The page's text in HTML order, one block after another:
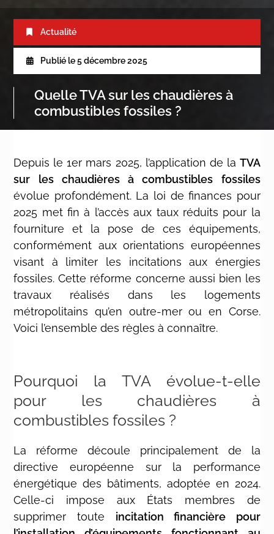
Actualité
Publié le 5 décembre 2025
Quelle TVA sur les chaudières à
combustibles fossiles ?
Depuis le 1er mars 2025, l’application de la TVA
sur les chaudières à combustibles fossiles
évolue profondément. La loi de finances pour
2025 met fin à l’accès aux taux réduits pour la
fourniture et la pose de ces équipements,
conformément aux orientations européennes
visant à limiter les incitations aux énergies
fossiles. Cette réforme concerne aussi bien les
travaux réalisés dans les logements
métropolitains qu’en outre-mer ou en Corse.
Voici l’ensemble des règles à connaître.
Pourquoi la TVA évolue-t-elle
pour les chaudières à
combustibles fossiles ?
La réforme découle principalement de la
directive européenne sur la performance
énergétique des bâtiments, adoptée en 2024.
Celle-ci impose aux États membres de
supprimer toute incitation financière pour